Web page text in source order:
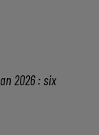
2026 : six